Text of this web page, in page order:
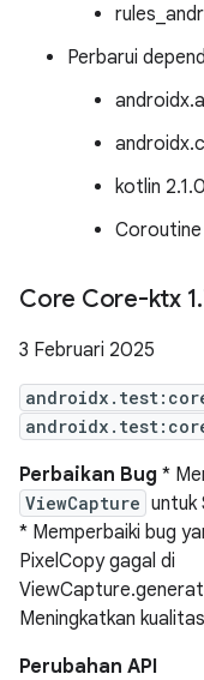
Perbarui
kotlin 2.1.0
Coroutine
Core Core-ktx 1.
3 Februari 2025
Perbaikan Bug *
ViewCapture untuk
* Memperbaiki bug
PixelCopy gagal di
Meningkatkan
Perubahan API